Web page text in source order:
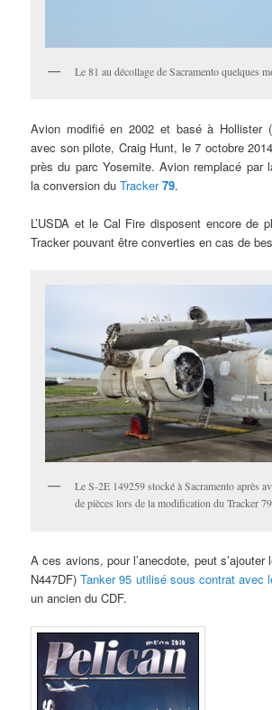
Le 81 au décollage de Sacramento quelques
Avion modifié en 2002 et basé à Hollister
avec son pilote, Craig Hunt, le 7 octobre
près du parc Yosemite. Avion remplacé par
la conversion duTracker79.
L’USDA et le Cal Fire disposent encore de
Tracker pouvant être converties en cas de
Le S-2E 149259 stocké à Sacramento après
de pièces lors de la modification du Tracker
A ces avions, pour l’anecdote, peut s’ajouter
N447DF)Tanker 95 utilisé sous contrat avec
un ancien du CDF.